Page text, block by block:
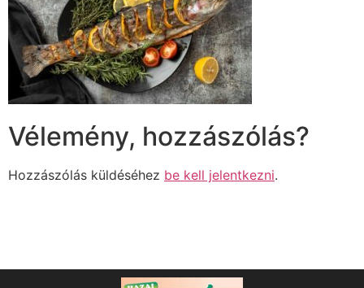
Vélemény, hozzászólás?
Hozzászólás küldéséhez be kell jelentkezni.